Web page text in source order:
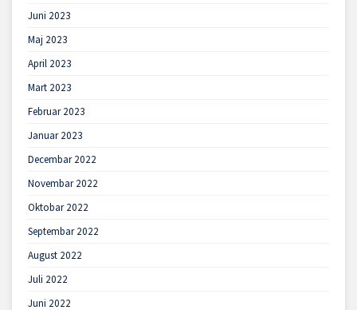
Juni 2023
Maj 2023
April 2023
Mart 2023
Februar 2023
Januar 2023
Decembar 2022
Novembar 2022
Oktobar 2022
Septembar 2022
August 2022
Juli 2022
Juni 2022